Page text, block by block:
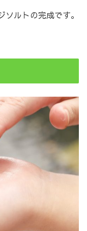
ルトの完成です。